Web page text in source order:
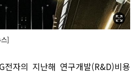
]
전자의 지난해 연구개발(R&D)비용